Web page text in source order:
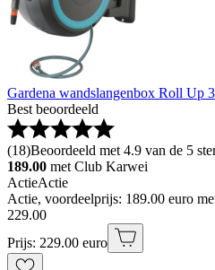
Gardena wandslangenbox Roll Up
Best beoordeeld
(18)Beoordeeld met 4.9 van de 5
189.00 met Club Karwei
ActieActie
Actie, voordeelprijs: 189.00 euro
229.00
Prijs: 229.00 euro